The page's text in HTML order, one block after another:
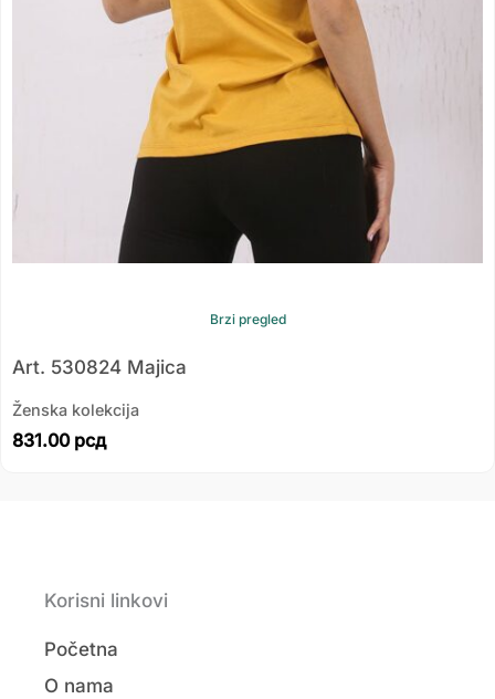
Brzi pregled
Art. 530824 Majica
Ženska kolekcija
831.00 рсд
Korisni linkovi
Početna
O nama